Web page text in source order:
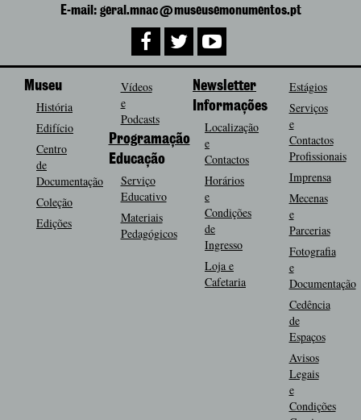
E-mail: geral.mnac@museusemonumentos.pt
Museu
História
Edifício
Centro
de
Documentação
Coleção
Edições
Vídeos
e
Podcasts
Programação
Educação
Serviço
Educativo
Materiais
Pedagógicos
Newsletter
Informações
Localização
e
Contactos
Horários
e
Condições
de
Ingresso
Loja e
Cafetaria
Estágios
Serviços
e
Contactos
Profissionais
Imprensa
Mecenas
e
Parcerias
Fotografia
e
Documentação
Cedência
de
Espaços
Avisos
Legais
e
Condições